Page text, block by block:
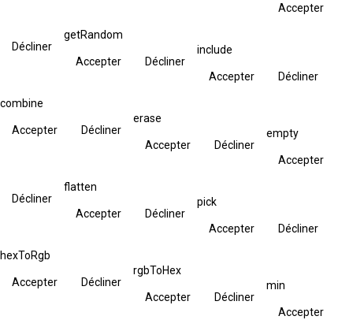
Accepter
Décliner
getRandom
Accepter Décliner
include
Accepter Décliner
combine
Accepter Décliner
erase
Accepter Décliner
empty
Accepter
Décliner
flatten
Accepter Décliner
pick
Accepter Décliner
hexToRgb
Accepter Décliner
rgbToHex
Accepter Décliner
min
Accepter